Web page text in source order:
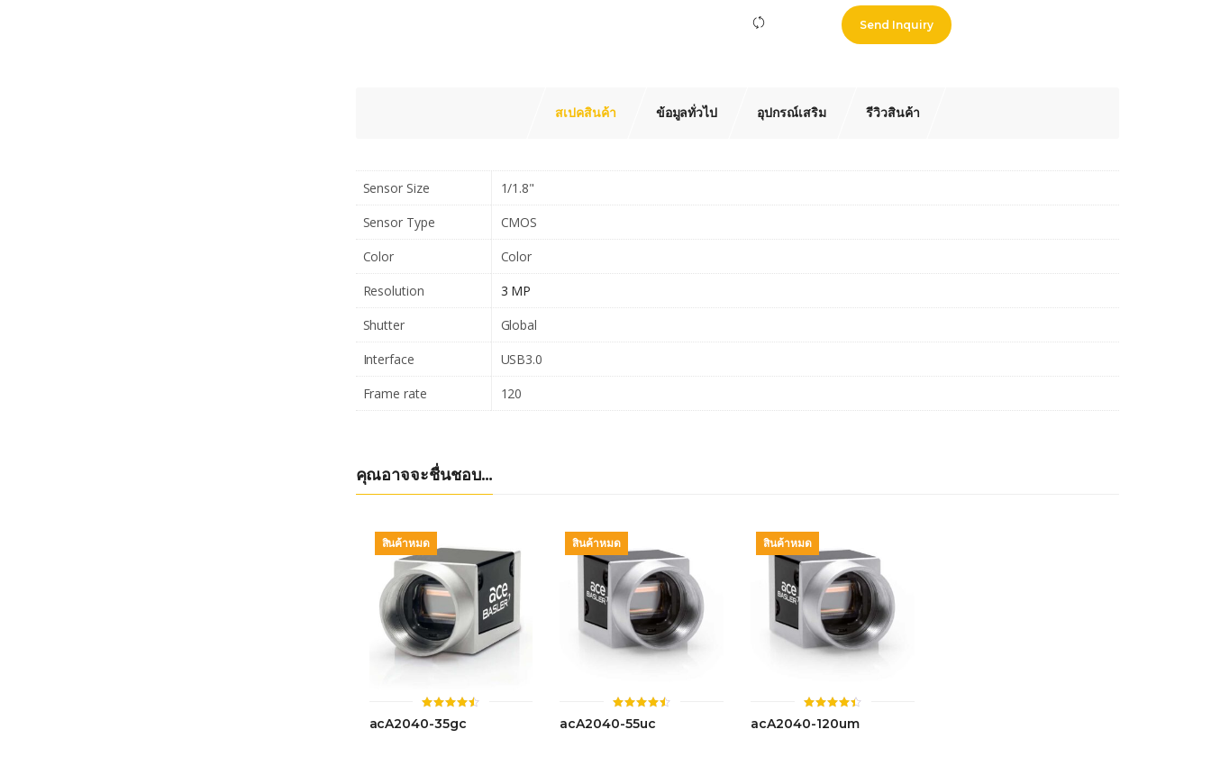
Send Inquiry
สเปคสินค้า ข้อมูลทั่วไป อุปกรณ์เสริม รีวิวสินค้า
Sensor Size
1/1.8"
Sensor Type
CMOS
Color
Color
Resolution
3 MP
Shutter
Global
Interface
USB3.0
Frame rate
120
คุณอาจจะชื่นชอบ…
สินค้าหมด
ให้
คะแนน
acA2040-35gc
สินค้าหมด
ให้
คะแนน
acA2040-55uc
สินค้าหมด
ให้
คะแนน
acA2040-120um